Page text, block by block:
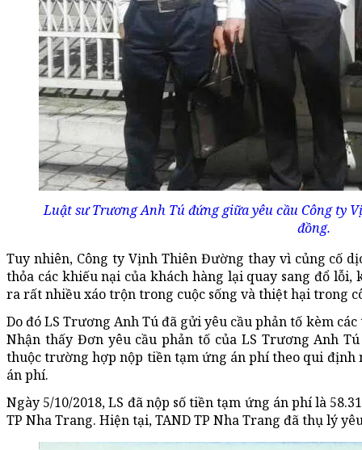
Luật sư Trương Anh Tú đứng giữa yêu cầu Công ty
đồng.
Tuy nhiên, Công ty Vịnh Thiên Đường thay vì củng cố
thỏa các khiếu nại của khách hàng lại quay sang đổ
ra rất nhiều xáo trộn trong cuộc sống và thiệt hại trong
Do đó LS Trương Anh Tú đã gửi yêu cầu phản tố kèm
Nhận thấy Đơn yêu cầu phản tố của LS Trương Anh
thuộc trường hợp nộp tiền tạm ứng án phí theo qui định
án phí.
Ngày 5/10/2018, LS đã nộp số tiền tạm ứng án phí là
TP Nha Trang. Hiện tại, TAND TP Nha Trang đã thụ lý